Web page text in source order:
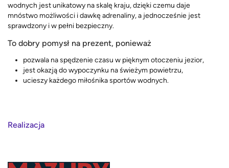
wodnych jest unikatowy na skalę kraju, dzięki czemu daje
mnóstwo możliwości i dawkę adrenaliny, a jednocześnie jest
sprawdzony i w pełni bezpieczny.
To dobry pomysł na prezent, ponieważ
pozwala na spędzenie czasu w pięknym otoczeniu jezior,
jest okazją do wypoczynku na świeżym powietrzu,
ucieszy każdego miłośnika sportów wodnych.
Realizacja